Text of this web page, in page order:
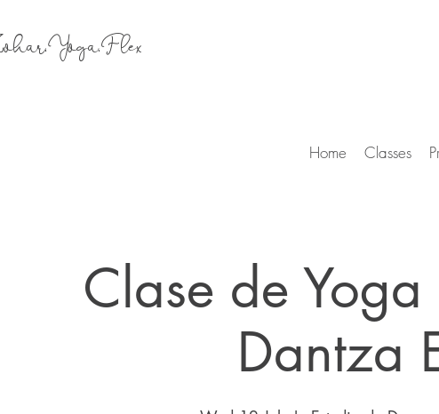
Home Classes
Clase de
Dantza